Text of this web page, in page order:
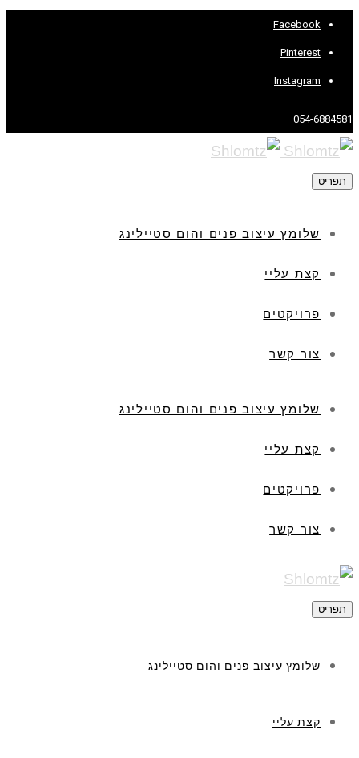
Facebook
Pinterest
Instagram
054-6884581
תפריט
שלומץ עיצוב פנים והום סטיילינג
קצת עליי
פרויקטים
צור קשר
שלומץ עיצוב פנים והום סטיילינג
קצת עליי
פרויקטים
צור קשר
תפריט
שלומץ עיצוב פנים והום סטיילינג
קצת עליי